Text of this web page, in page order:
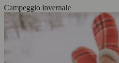
Campeggio invernale